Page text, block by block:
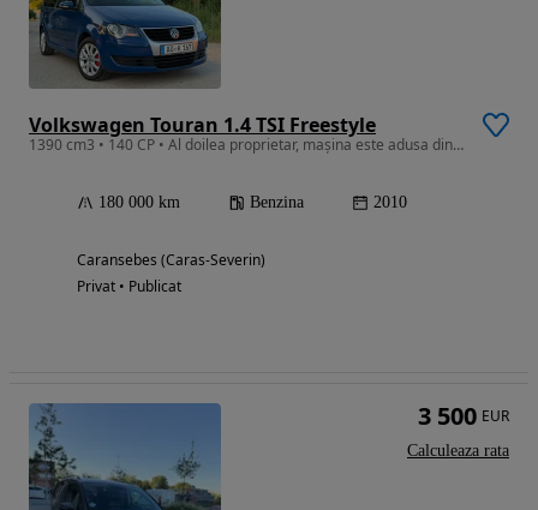
Volkswagen Touran 1.4 TSI Freestyle
1390 cm3 • 140 CP • Al doilea proprietar, mașina este adusa din Germania pe roți,
180 000 km Benzina 2010
Caransebes (Caras-Severin)
Privat • Publicat
3 500 EUR
Calculeaza rata